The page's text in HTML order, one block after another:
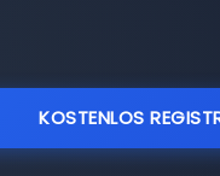
KOSTENLOS